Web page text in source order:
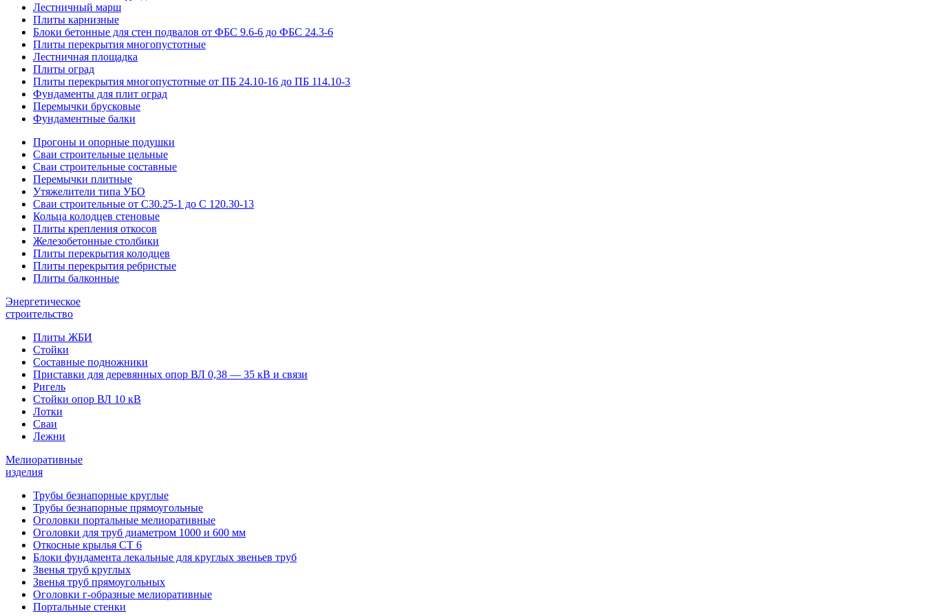
Лестничный марш
Плиты карнизные
Блоки бетонные для стен подвалов от ФБС 9.6-6 до ФБС 24.3-6
Плиты перекрытия многопустотные
Лестничная площадка
Плиты оград
Плиты перекрытия многопустотные от ПБ 24.10-16 до ПБ 114.10-3
Фундаменты для плит оград
Перемычки брусковые
Фундаментные балки
Прогоны и опорные подушки
Сваи строительные цельные
Сваи строительные составные
Перемычки плитные
Утяжелители типа УБО
Сваи строительные от С30.25-1 до С 120.30-13
Кольца колодцев стеновые
Плиты крепления откосов
Железобетонные столбики
Плиты перекрытия колодцев
Плиты перекрытия ребристые
Плиты балконные
Энергетическое
строительство
Плиты ЖБИ
Стойки
Составные подножники
Приставки для деревянных опор ВЛ 0,38 — 35 кВ и связи
Ригель
Стойки опор ВЛ 10 кВ
Лотки
Сваи
Лежни
Мелиоративные
изделия
Трубы безнапорные круглые
Трубы безнапорные прямоугольные
Оголовки портальные мелиоративные
Оголовки для труб диаметром 1000 и 600 мм
Откосные крылья СТ 6
Блоки фундамента лекальные для круглых звеньев труб
Звенья труб круглых
Звенья труб прямоугольных
Оголовки г-образные мелиоративные
Портальные стенки